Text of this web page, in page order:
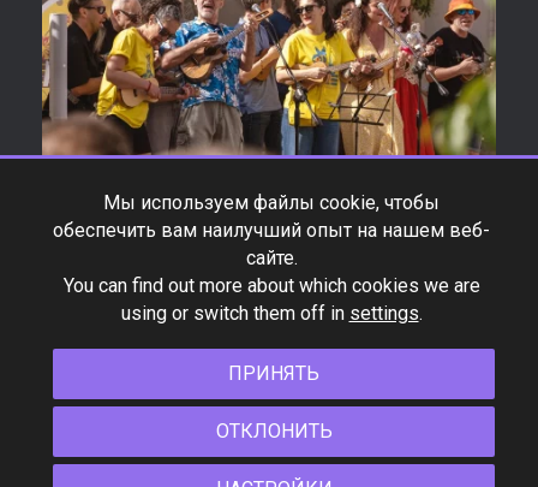
*Product specifications and design are subject to change
Мы используем файлы cookie, чтобы
обеспечить вам наилучший опыт на нашем веб-
сайте.
You can find out more about which cookies we are
using or switch them off in settings.
ПРИНЯТЬ
ОТКЛОНИТЬ